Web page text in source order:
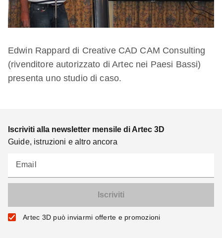
Edwin Rappard di Creative CAD CAM Consulting
(rivenditore autorizzato di Artec nei Paesi Bassi)
presenta uno studio di caso.
Iscriviti alla newsletter mensile di Artec 3D
Guide, istruzioni e altro ancora
Email
Artec 3D può inviarmi offerte e promozioni